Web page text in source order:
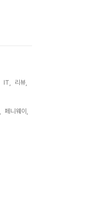
IT,
리뷰,
페니웨이,